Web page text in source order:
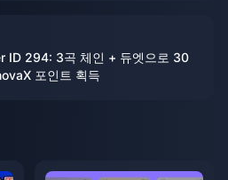
ID 294: 3곡 체인 + 듀엣으로 30
포인트 획득